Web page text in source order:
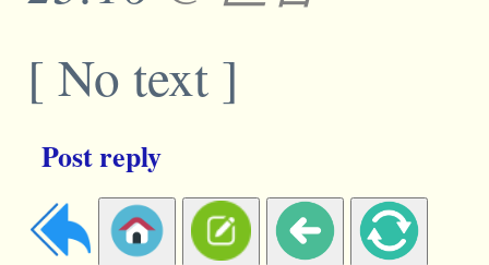
[ No text ]
Post reply